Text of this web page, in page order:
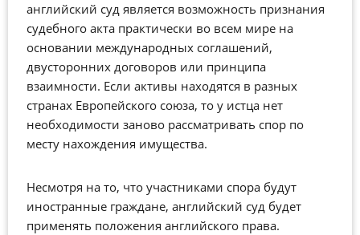
английский суд является возможность признания
судебного акта практически во всем мире на
основании международных соглашений,
двусторонних договоров или принципа
взаимности. Если активы находятся в разных
странах Европейского союза, то у истца нет
необходимости заново рассматривать спор по
месту нахождения имущества.
Несмотря на то, что участниками спора будут
иностранные граждане, английский суд будет
применять положения английского права.